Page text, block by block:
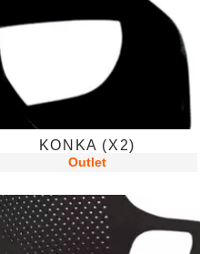
KONKA (X2)
Outlet